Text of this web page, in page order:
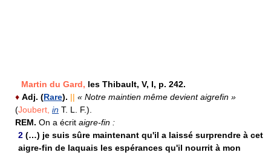
Martin du Gard, les Thibault, V, I, p. 242.
♦ Adj. (Rare). || « Notre maintien même devient aigrefin »
(Joubert, in T. L. F.).
REM. On a écrit aigre-fin :
2 (…) je suis sûre maintenant qu'il a laissé surprendre à cet
aigre-fin de laquais les espérances qu'il nourrit à mon